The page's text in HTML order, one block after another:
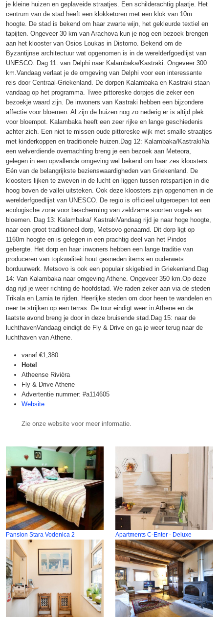
je kleine huizen en geplaveide straatjes. Een schilderachtig plaatje. Het
centrum van de stad heeft een klokketoren met een klok van 10m
hoogte. De stad is bekend om haar zwarte wijn, het gekleurde textiel en
tapijten. Ongeveer 30 km van Arachova kun je nog een bezoek brengen
aan het klooster van Osios Loukas in Distomo. Bekend om de
Byzantijnse architectuur wat opgenomen is in de werelderfgoedlijst van
UNESCO. Dag 11: van Delphi naar Kalambaka/Kastraki. Ongeveer 300
km.Vandaag verlaat je de omgeving van Delphi voor een interessante
reis door Centraal-Griekenland. De dorpen Kalambaka en Kastraki staan
vandaag op het programma. Twee pittoreske dorpjes die zeker een
bezoekje waard zijn. De inwoners van Kastraki hebben een bijzondere
affectie voor bloemen. Al zijn de huizen nog zo nederig er is altijd plek
voor bloempot. Kalambaka heeft een zeer rijke en lange geschiedenis
achter zich. Een niet te missen oude pittoreske wijk met smalle straatjes
met kinderkoppen en traditionele huizen.Dag 12: Kalambaka/KastrakiNa
een welverdiende overnachting breng je een bezoek aan Meteora,
gelegen in een opvallende omgeving wel bekend om haar zes kloosters.
Eén van de belangrijkste bezienswaardigheden van Griekenland. De
kloosters lijken te zweven in de lucht en liggen tussen rotspartijen in die
hoog boven de vallei uitsteken. Ook deze kloosters zijn opgenomen in de
werelderfgoedlijst van UNESCO. De regio is officieel uitgeroepen tot een
ecologische zone voor bescherming van zeldzame soorten vogels en
bloemen. Dag 13: Kalambaka/ KastrakiVandaag rijd je naar hoge hoogte,
naar een groot traditioneel dorp, Metsovo genaamd. Dit dorp ligt op
1160m hoogte en is gelegen in een prachtig deel van het Pindos
gebergte. Het dorp en haar inwoners hebben een lange traditie van
produceren van topkwaliteit hout gesneden items en ouderwets
borduurwerk. Metsovo is ook een populair skigebied in Griekenland.Dag
14: Van Kalambaka naar omgeving Athene. Ongeveer 350 km.Op deze
dag rijd je weer richting de hoofdstad. We raden zeker aan via de steden
Trikala en Lamia te rijden. Heerlijke steden om door heen te wandelen en
neer te strijken op een terras. De tour eindigt weer in Athene en de
laatste avond breng je door in deze bruisende stad.Dag 15: naar de
luchthavenVandaag eindigt de Fly & Drive en ga je weer terug naar de
luchthaven van Athene.
vanaf €1,380
Hotel
Atheense Rivièra
Fly & Drive Athene
Advertentie nummer: #a114605
Website
Zie onze website voor meer informatie.
Pansion Stara Vodenica 2 Apartments C-Enter - Deluxe